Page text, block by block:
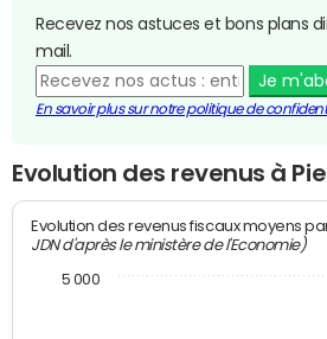
Recevez nos astuces et bons plans
mail.
Je
En savoir plus sur notre politique de
Evolution des revenus à
Evolution des revenus fiscaux moyens
JDN d'après le ministère de l'Economie)
5 000